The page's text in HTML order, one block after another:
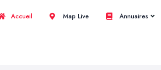
Accueil Map Live Annuaires